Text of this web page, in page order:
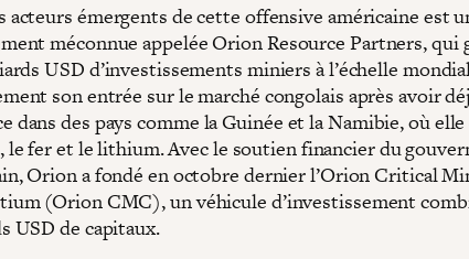
acteurs émergents de cette offensive américaine est
méconnue appelée Orion Resource Partners, qui
USD d’investissements miniers à l’échelle
son entrée sur le marché congolais après avoir
dans des pays comme la Guinée et la Namibie, où
le fer et le lithium. Avec le soutien financier du
Orion a fondé en octobre dernier l’Orion Critical
(Orion CMC), un véhicule d’investissement
USD de capitaux.